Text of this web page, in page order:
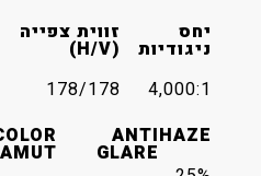
ניגודיות
4,000:1
זווית צפייה
(H/V)
178/178
זמן
HAZE
ANTI
GLARE
COLOR
GAMUT